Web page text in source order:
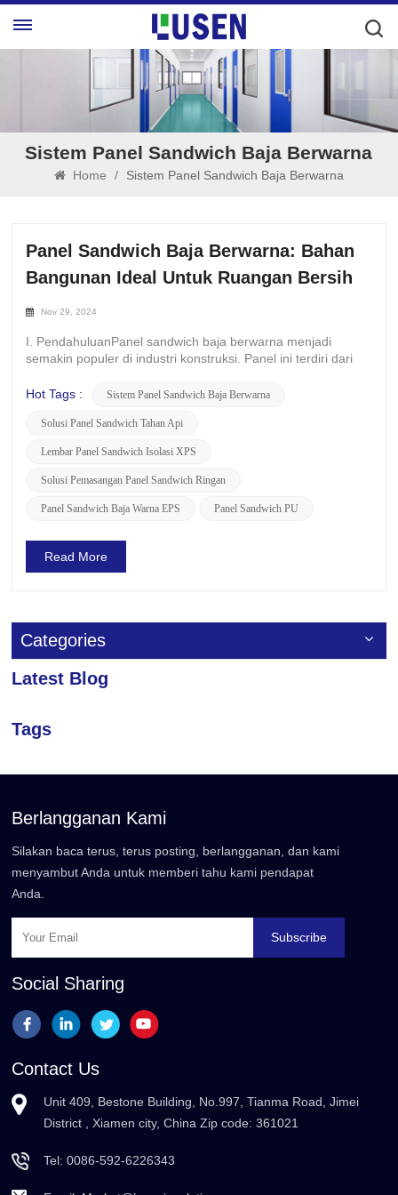
Sistem Panel Sandwich Baja Berwarna
Home / Sistem Panel Sandwich Baja Berwarna
Panel Sandwich Baja Berwarna: Bahan
Bangunan Ideal Untuk Ruangan Bersih
Nov 29, 2024
I. PendahuluanPanel sandwich baja berwarna menjadi
semakin populer di industri konstruksi. Panel ini terdiri dari
bahan pengisi di tengahnya. Ø Daya Tarik Estetika-Mereka
kebutuhan pelan...
Hot Tags : Sistem Panel Sandwich Baja Berwarna
Solusi Panel Sandwich Tahan Api
Lembar Panel Sandwich Isolasi XPS
Solusi Pemasangan Panel Sandwich Ringan
Panel Sandwich Baja Warna EPS Panel Sandwich PU
Read More
Categories
Latest Blog
Tags
Berlangganan Kami
Silakan baca terus, terus posting, berlangganan, dan kami
menyambut Anda untuk memberi tahu kami pendapat
Anda.
Subscribe
Social Sharing
Contact Us
Unit 409, Bestone Building, No.997, Tianma Road, Jimei
District , Xiamen city, China Zip code: 361021
Tel:0086-592-6226343